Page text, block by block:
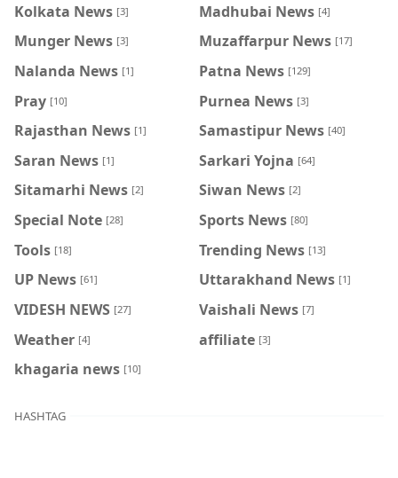
Kolkata News [3] Madhubai News [4]
Munger News [3] Muzaffarpur News [17]
Nalanda News [1] Patna News [129]
Pray [10] Purnea News [3]
Rajasthan News [1] Samastipur News [40]
Saran News [1] Sarkari Yojna [64]
Sitamarhi News [2] Siwan News [2]
Special Note [28] Sports News [80]
Tools [18] Trending News [13]
UP News [61] Uttarakhand News [1]
VIDESH NEWS [27] Vaishali News [7]
Weather [4] affiliate [3]
khagaria news [10]
HASHTAG